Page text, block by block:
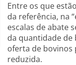
Entre os que
da referência, na
escalas de abate
da quantidade de
oferta de bovinos
reduzida.